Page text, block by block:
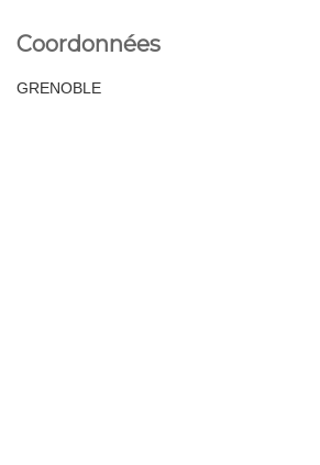
Coordonnées
GRENOBLE